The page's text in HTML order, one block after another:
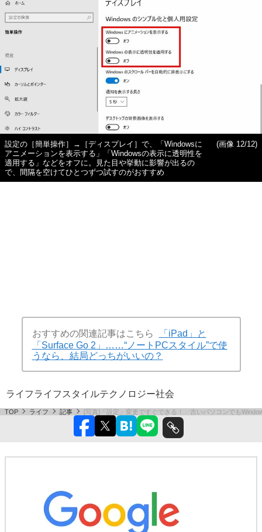
設定の［簡単操作］→［ディスプレイ］で、「Windowsに
アニメーションを表示する」「Windowsの表示に透明性を
適用する」などをオフに。見た目や挙動に影響が出るの
で、間隔を空けてひとつずつ試すのがおすすめ
(画像 12/12)
おすすめの関連記事はこちら
「iPad」と
「Surface Go 2」……“ノートPCスタイル”で使
うなら、結局どっちがいいの？
ライフライフスタイルテクノロジー社会
TOP ライフ 記事 [写真]「設定」変更ですぐできる！ 古いパソコンでも